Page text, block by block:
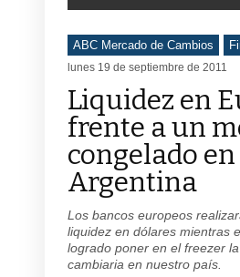
ABC Mercado de Cambios
lunes 19 de septiembre de 2011
Liquidez en
frente a un
congelado en
Argentina
Los bancos europeos
liquidez en dólares mientras
logrado poner en el freezer
cambiaria en nuestro país.